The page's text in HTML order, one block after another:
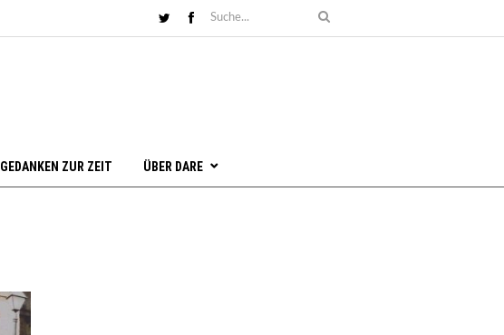
GEDANKEN ZUR ZEIT ÜBER DARE